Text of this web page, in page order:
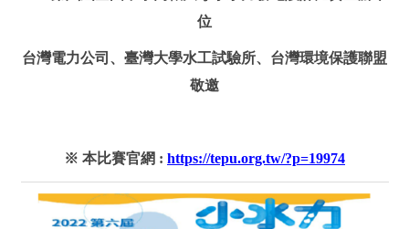
位
台灣電力公司、臺灣大學水工試驗所、台灣環境保護聯盟
敬邀
※ 本比賽官網 : https://tepu.org.tw/?p=19974